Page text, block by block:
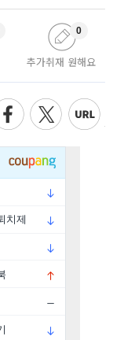
추가취재 원해요
0